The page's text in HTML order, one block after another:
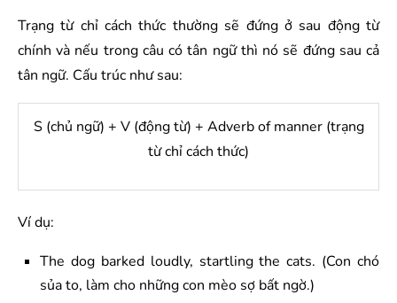
Trạng từ chỉ cách thức thường sẽ đứng ở sau động từ
chính và nếu trong câu có tân ngữ thì nó sẽ đứng sau cả
tân ngữ. Cấu trúc như sau:
S (chủ ngữ) + V (động từ) + Adverb of manner (trạng
từ chỉ cách thức)
Ví dụ:
The dog barked loudly, startling the cats. (Con chó
sủa to, làm cho những con mèo sợ bất ngờ.)